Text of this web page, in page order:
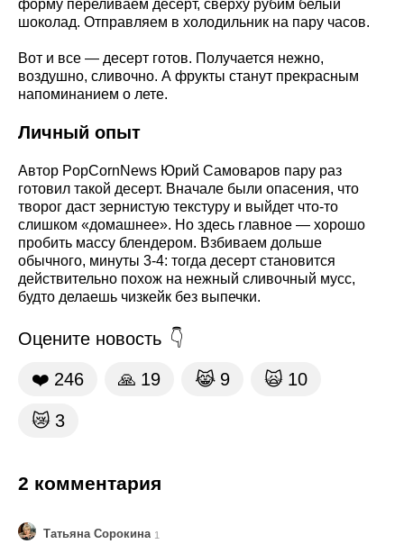
форму переливаем десерт, сверху рубим белый
шоколад. Отправляем в холодильник на пару часов.
Вот и все — десерт готов. Получается нежно,
воздушно, сливочно. А фрукты станут прекрасным
напоминанием о лете.
Личный опыт
Автор PopCornNews Юрий Самоваров пару раз
готовил такой десерт. Вначале были опасения, что
творог даст зернистую текстуру и выйдет что-то
слишком «домашнее». Но здесь главное — хорошо
пробить массу блендером. Взбиваем дольше
обычного, минуты 3-4: тогда десерт становится
действительно похож на нежный сливочный мусс,
будто делаешь чизкейк без выпечки.
Оцените новость
❤️ 246 🙏 19 😹 9 🙀 10
😿 3
2 комментария
Татьяна Сорокина 1